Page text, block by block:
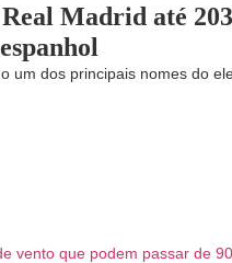
Madrid até
um dos principais nomes do
vento que podem passar de